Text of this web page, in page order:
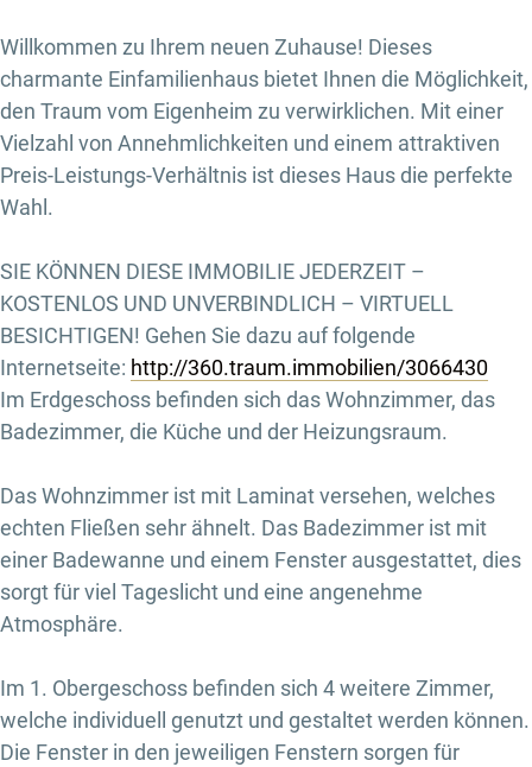
Willkommen zu Ihrem neuen Zuhause! Dieses
charmante Einfamilienhaus bietet Ihnen die Möglichkeit,
den Traum vom Eigenheim zu verwirklichen. Mit einer
Vielzahl von Annehmlichkeiten und einem attraktiven
Preis-Leistungs-Verhältnis ist dieses Haus die perfekte
Wahl.
SIE KÖNNEN DIESE IMMOBILIE JEDERZEIT –
KOSTENLOS UND UNVERBINDLICH – VIRTUELL
BESICHTIGEN! Gehen Sie dazu auf folgende
Internetseite: http://360.traum.immobilien/3066430
Im Erdgeschoss befinden sich das Wohnzimmer, das
Badezimmer, die Küche und der Heizungsraum.
Das Wohnzimmer ist mit Laminat versehen, welches
echten Fließen sehr ähnelt. Das Badezimmer ist mit
einer Badewanne und einem Fenster ausgestattet, dies
sorgt für viel Tageslicht und eine angenehme
Atmosphäre.
Im 1. Obergeschoss befinden sich 4 weitere Zimmer,
welche individuell genutzt und gestaltet werden können.
Die Fenster in den jeweiligen Fenstern sorgen für